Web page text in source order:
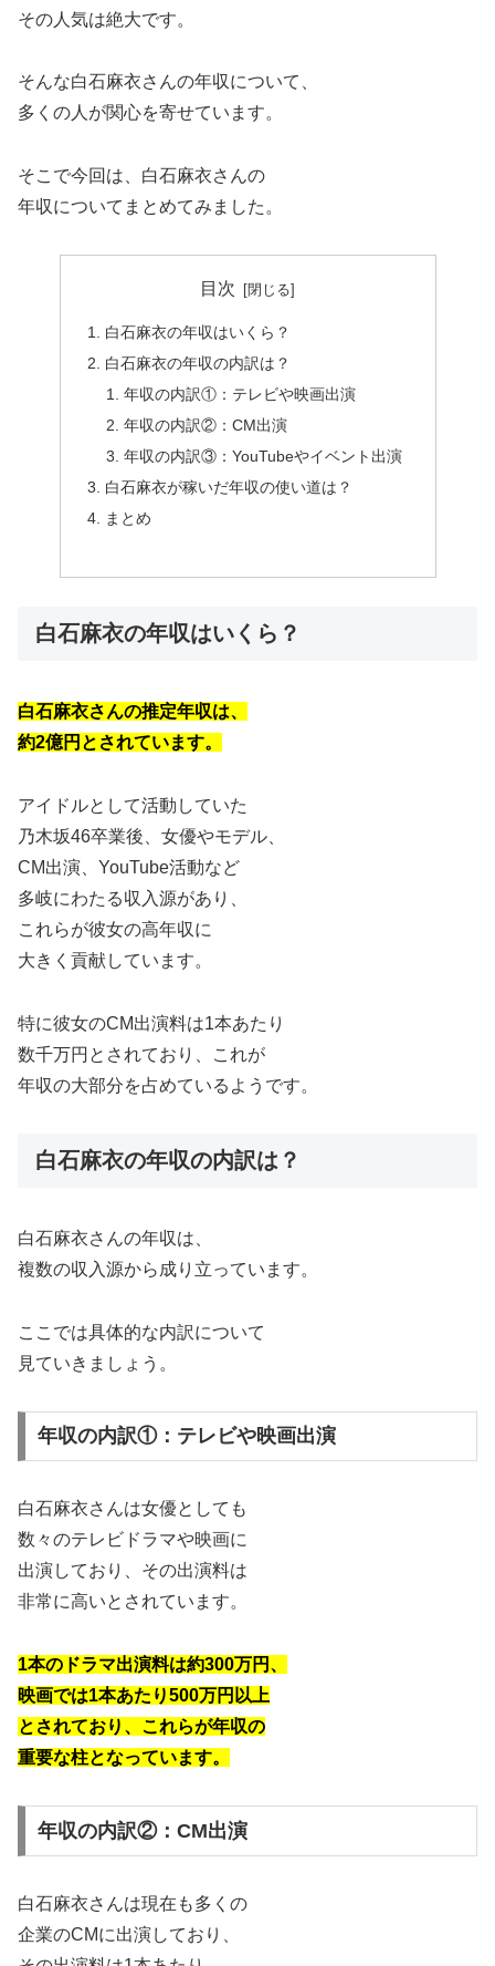
その人気は絶大です。
そんな白石麻衣さんの年収について、
多くの人が関心を寄せています。
そこで今回は、白石麻衣さんの
年収についてまとめてみました。
目次
白石麻衣の年収はいくら？
白石麻衣の年収の内訳は？
年収の内訳①：テレビや映画出演
年収の内訳②：CM出演
年収の内訳③：YouTubeやイベント出演
白石麻衣が稼いだ年収の使い道は？
まとめ
白石麻衣の年収はいくら？
白石麻衣さんの推定年収は、
約2億円とされています。
アイドルとして活動していた
乃木坂46卒業後、女優やモデル、
CM出演、YouTube活動など
多岐にわたる収入源があり、
これらが彼女の高年収に
大きく貢献しています。
特に彼女のCM出演料は1本あたり
数千万円とされており、これが
年収の大部分を占めているようです。
白石麻衣の年収の内訳は？
白石麻衣さんの年収は、
複数の収入源から成り立っています。
ここでは具体的な内訳について
見ていきましょう。
年収の内訳①：テレビや映画出演
白石麻衣さんは女優としても
数々のテレビドラマや映画に
出演しており、その出演料は
非常に高いとされています。
1本のドラマ出演料は約300万円、
映画では1本あたり500万円以上
とされており、これらが年収の
重要な柱となっています。
年収の内訳②：CM出演
白石麻衣さんは現在も多くの
企業のCMに出演しており、